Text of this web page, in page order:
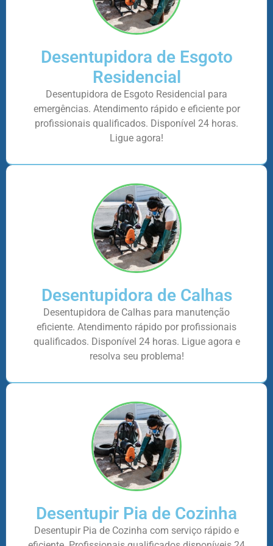
Desentupidora de Esgoto
Residencial
Desentupidora de Esgoto Residencial para
emergências. Atendimento rápido e eficiente por
profissionais qualificados. Disponível 24 horas.
Ligue agora!
Desentupidora de Calhas
Desentupidora de Calhas para manutenção
eficiente. Atendimento rápido por profissionais
qualificados. Disponível 24 horas. Ligue agora e
resolva seu problema!
Desentupir Pia de Cozinha
Desentupir Pia de Cozinha com serviço rápido e